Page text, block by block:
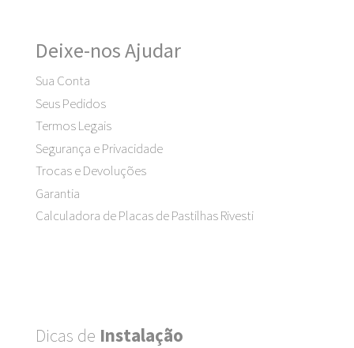
Deixe-nos Ajudar
Sua Conta
Seus Pedidos
Termos Legais
Segurança e Privacidade
Trocas e Devoluções
Garantia
Calculadora de Placas de Pastilhas Rivesti
Dicas de Instalação